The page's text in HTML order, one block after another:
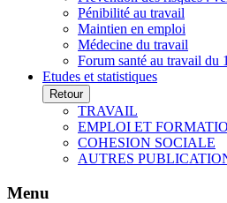
Pénibilité au travail
Maintien en emploi
Médecine du travail
Forum santé au travail du
Etudes et statistiques
Retour
TRAVAIL
EMPLOI ET
COHESION SOCIALE
AUTRES
Menu